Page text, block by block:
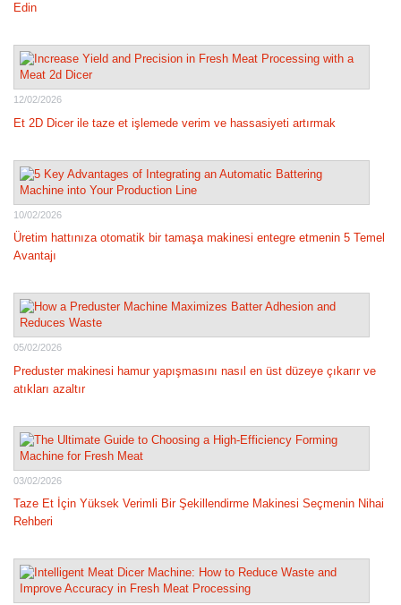
Edin
12/02/2026
Et 2D Dicer ile taze et işlemede verim ve hassasiyeti artırmak
10/02/2026
Üretim hattınıza otomatik bir tamaşa makinesi entegre etmenin 5 Temel
Avantajı
05/02/2026
Preduster makinesi hamur yapışmasını nasıl en üst düzeye çıkarır ve
atıkları azaltır
03/02/2026
Taze Et İçin Yüksek Verimli Bir Şekillendirme Makinesi Seçmenin Nihai
Rehberi